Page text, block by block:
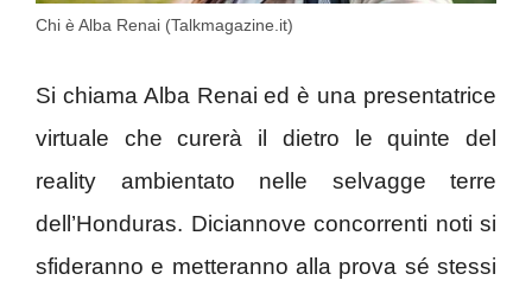
Chi è Alba Renai (Talkmagazine.it)
Si chiama Alba Renai ed è una presentatrice
virtuale che curerà il dietro le quinte del
reality ambientato nelle selvagge terre
dell’Honduras. Diciannove concorrenti noti si
sfideranno e metteranno alla prova sé stessi